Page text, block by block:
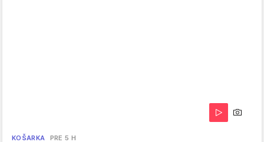
KOŠARKA PRE 5 H